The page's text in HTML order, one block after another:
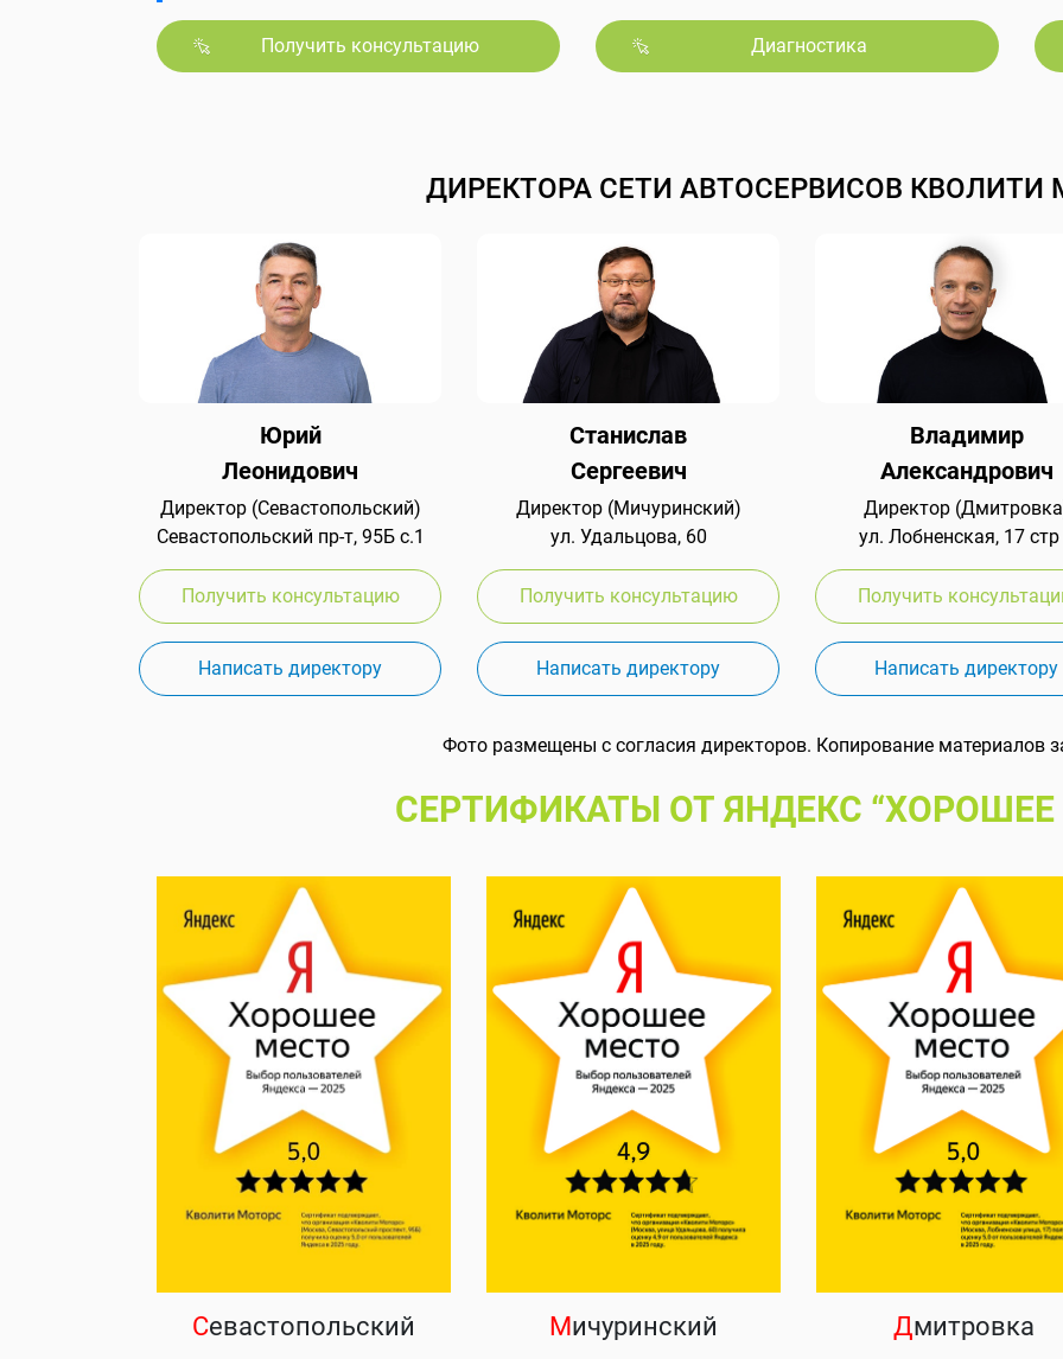
Получить консультацию Диагностика
ДИРЕКТОРА СЕТИ АВТОСЕРВИСОВ КВОЛИТИ
Юрий
Леонидович
Директор (Севастопольский)
Севастопольский пр-т, 95Б с.1
Получить консультацию
Написать директору
Станислав
Сергеевич
Директор (Мичуринский)
ул. Удальцова, 60
Получить консультацию
Написать директору
Владимир
Александрович
Директор
ул. Лобненская, 17 стр
Получить
Написать директору
Фото размещены с согласия директоров. Копирование материалов
СЕРТИФИКАТЫ ОТ ЯНДЕКС “ХОРОШЕЕ
Севастопольский Мичуринский Дмитровка